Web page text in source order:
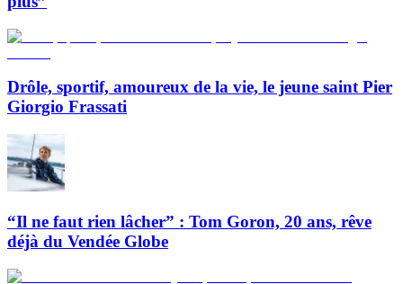
Drôle, sportif, amoureux de la vie, le jeune saint Pier
Giorgio Frassati
“Il ne faut rien lâcher” : Tom Goron, 20 ans, rêve
déjà du Vendée Globe